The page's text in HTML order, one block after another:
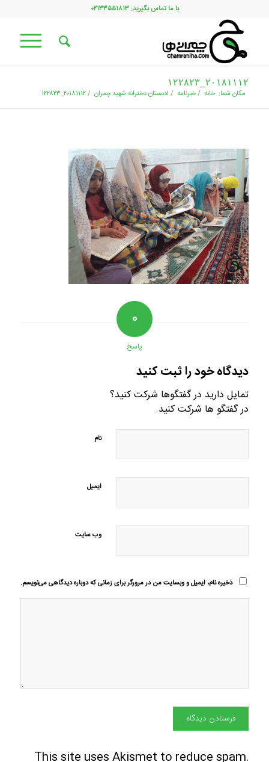
با ما تماس بگیرید: ۰۲۱۳۳۵۵۱۸۱۳
۲۰۱۸۱۱۱۲_۱۲۲۸۲۳
مکان شما: خانه /خبرنامه / ادبستان دخترانه شهید چمران /۲۰۱۸۱۱۱۲_۱۲۲۸۲۳
۰
پاسخ
دیدگاه خود را ثبت کنید
تمایل دارید در گفتگوها شرکت کنید؟
در گفتگو ها شرکت کنید.
نام
ایمیل
وب‌ سایت
ذخیره نام، ایمیل و وبسایت من در مرورگر برای زمانی که دوباره دیدگاهی می‌نویسم.
This site uses Akismet to reduce spam.